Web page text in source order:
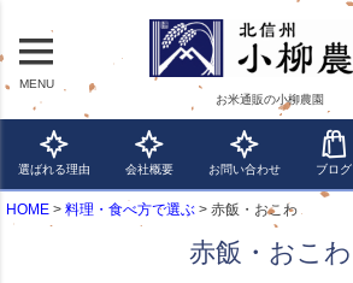
MENU
お米通販の小柳農園
選ばれる理由 会社概要 お問い合わせ ブログ
HOME 料理・食べ方で選ぶ 赤飯・おこわ
赤飯・おこわ